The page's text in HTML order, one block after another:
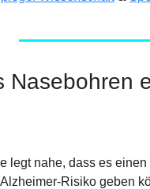
legt nahe, dass es
Risiko geben